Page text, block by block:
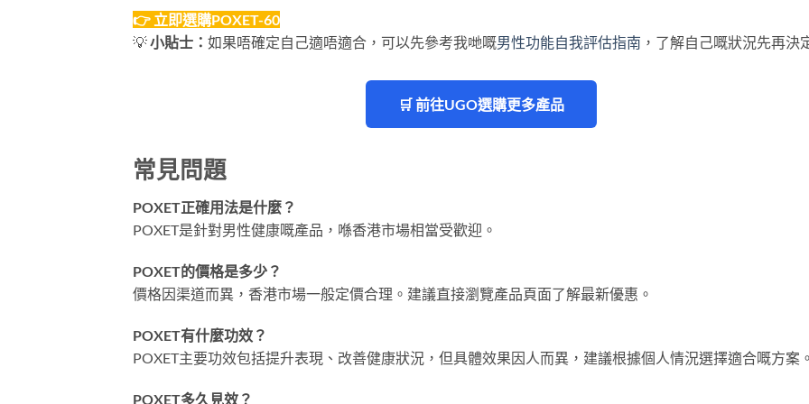
👉 立即選購POXET-60
💡小貼士： 如果唔確定自己適唔適合，可以先參考我哋嘅男性功能自我評估指南 ，了解自己嘅狀況先再決
🛒 前往UGO選購更多產品
常見問題
POXET正確用法是什麼？
POXET是針對男性健康嘅產品，喺香港市場相當受歡迎。
POXET的價格是多少？
價格因渠道而異，香港市場一般定價合理。建議直接瀏覽產品頁面了解最新優惠。
POXET有什麼功效？
POXET主要功效包括提升表現、改善健康狀況，但具體效果因人而異，建議根據個人情況選擇適合嘅方案
POXET多久見效？